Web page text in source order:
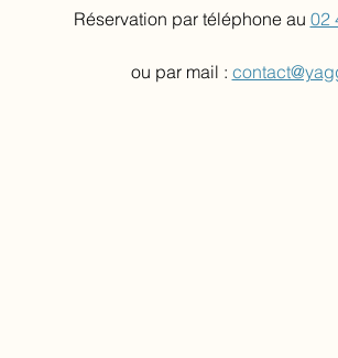
Réservation par téléphone au 02
ou par mail :